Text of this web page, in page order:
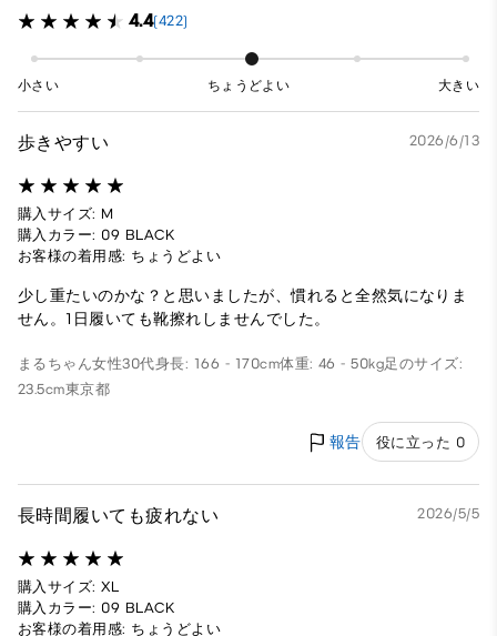
4.4(422)
小さい ちょうどよい 大きい
歩きやすい 2026/6/13
購入サイズ: M
購入カラー: 09 BLACK
お客様の着用感: ちょうどよい
少し重たいのかな？と思いましたが、慣れると全然気になりま
せん。1日履いても靴擦れしませんでした。
まるちゃん女性30代身長: 166 - 170cm体重: 46 - 50kg足のサイズ:
23.5cm東京都
報告 役に立った 0
長時間履いても疲れない 2026/5/5
購入サイズ: XL
購入カラー: 09 BLACK
お客様の着用感: ちょうどよい